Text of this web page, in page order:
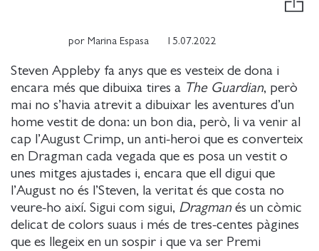
por Marina Espasa 15.07.2022
Steven Appleby fa anys que es vesteix de dona i
encara més que dibuixa tires a The Guardian, però
mai no s’havia atrevit a dibuixar les aventures d’un
home vestit de dona: un bon dia, però, li va venir al
cap l’August Crimp, un anti-heroi que es converteix
en Dragman cada vegada que es posa un vestit o
unes mitges ajustades i, encara que ell digui que
l’August no és l’Steven, la veritat és que costa no
veure-ho així. Sigui com sigui, Dragmanés un còmic
delicat de colors suaus i més de tres-centes pàgines
que es llegeix en un sospir i que va ser Premi